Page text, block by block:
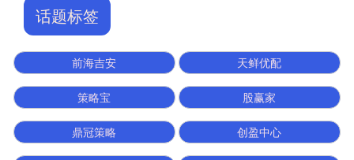
话题标签
前海吉安 天鲜优配
策略宝 股赢家
鼎冠策略 创盈中心